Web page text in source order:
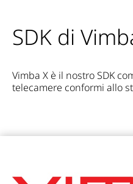
SDK di
Vimba X è il nostro SDK
telecamere conformi allo